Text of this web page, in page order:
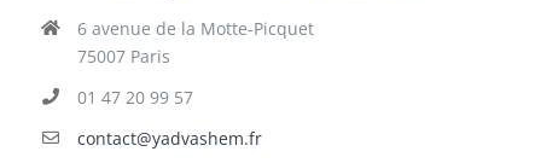
6 avenue de la Motte-Picquet
75007 Paris
01 47 20 99 57
contact@yadvashem.fr